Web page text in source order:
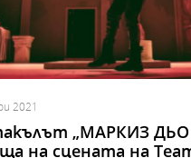
2021
„МАРКИЗ ДЬО
на сцената на